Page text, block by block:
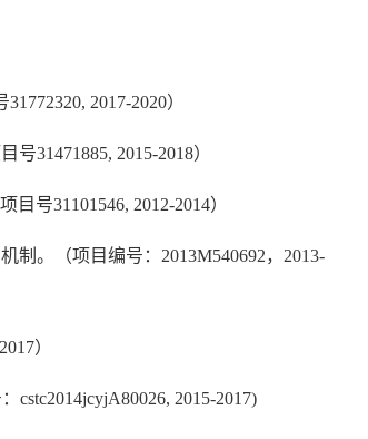
2017-2020）
31471885, 2015-2018）
号31101546, 2012-2014）
制。（项目编号：2013M540692，2013-
）
2015-2017)